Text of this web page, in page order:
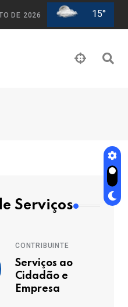
DE 2026 15°
Serviços
CONTRIBUINTE
Serviços ao
Cidadão e
Empresa